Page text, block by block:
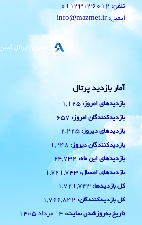
تلفن: 01133136012
ایمیل: info@mazmet.ir
آمار بازدید پرتال
بازدیدهای امروز: 1,125
بازدیدکنندگان امروز: 657
بازدیدهای دیروز: 2,225
بازدیدکنندگان دیروز: 1,248
بازدیدهای این ماه: 64,732
بازدیدهای امسال: 1,721,743
کل بازدیدها: 1,721,743
کل بازدیدکنند‌گان: 1,766,842
تاریخ به‌روزشدن سایت: 14 مرداد 1405